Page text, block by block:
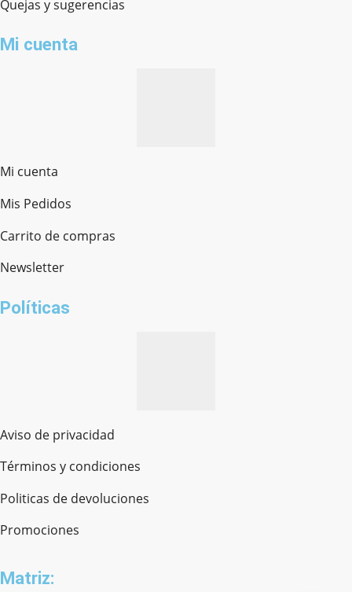
Quejas y sugerencias
Mi cuenta
Mi cuenta
Mis Pedidos
Carrito de compras
Newsletter
Políticas
Aviso de privacidad
Términos y condiciones
Politicas de devoluciones
Promociones
Matriz: